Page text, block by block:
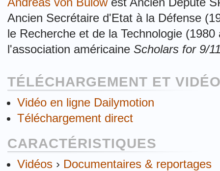
Ancien Secrétaire d'Etat à la Défense
le Recherche et de la Technologie
l'association américaine Scholars for 9/
TÉLÉCHARGEMENT ET
Vidéo en ligne Dailymotion
Téléchargement direct
CARACTÉRISTIQUES
Vidéos › Documentaires & reportages